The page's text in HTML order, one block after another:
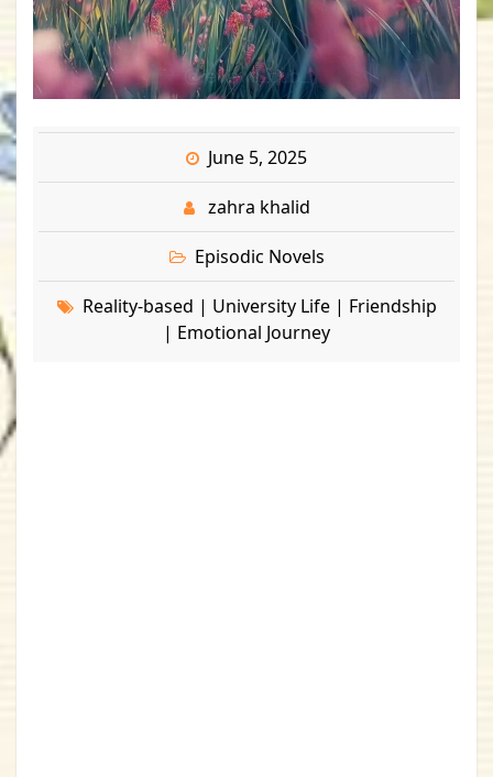
June 5, 2025
zahra khalid
Episodic Novels
Reality-based | University Life | Friendship
| Emotional Journey